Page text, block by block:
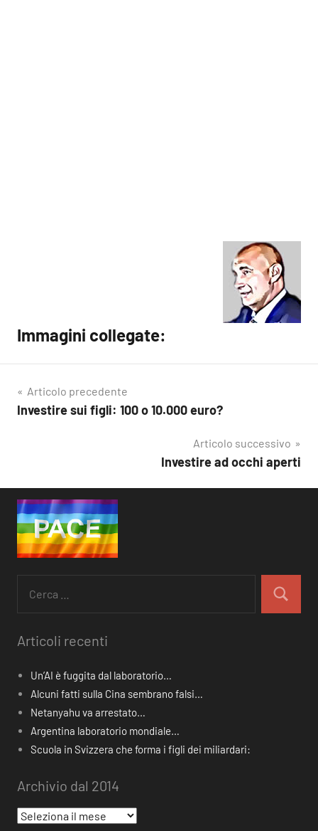
Immagini collegate:
Navigazione
Articolo precedente
Investire sui figli: 100 o 10.000 euro?
Articolo successivo
Investire ad occhi aperti
per:
Cerca
Articoli recenti
Un’AI è fuggita dal laboratorio…
Alcuni fatti sulla Cina sembrano falsi…
Netanyahu va arrestato…
Argentina laboratorio mondiale…
Scuola in Svizzera che forma i figli dei miliardari:
Archivio dal 2014
Archivio